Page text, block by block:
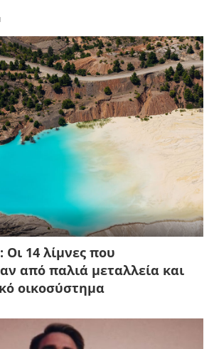
Οι 14 λίμνες που
από παλιά μεταλλεία και
οικοσύστημα